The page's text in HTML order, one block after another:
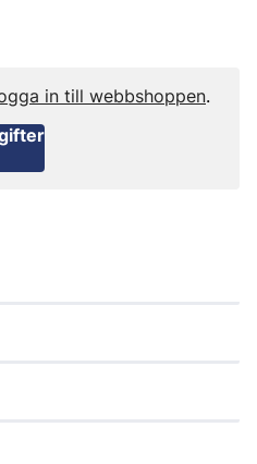
in till webbshoppen.